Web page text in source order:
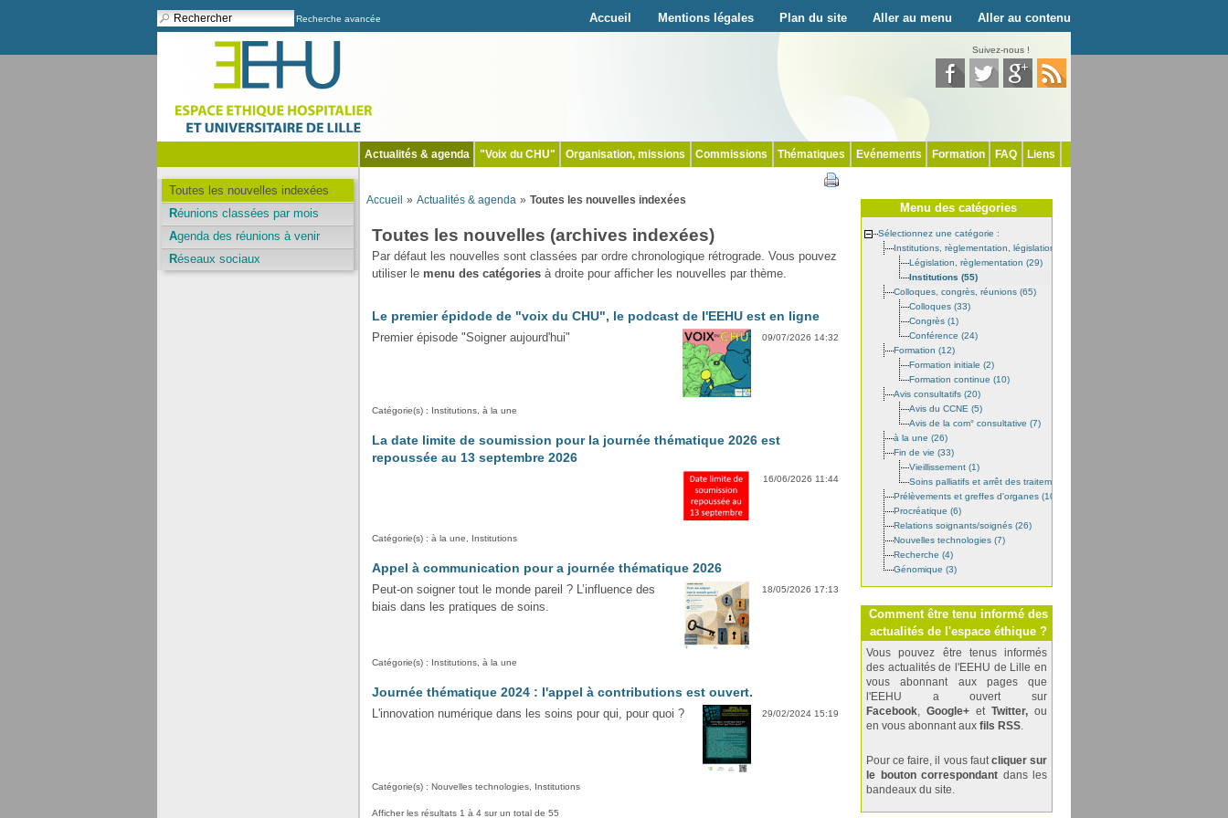
Recherche avancée Accueil Mentions légales Plan du site Aller au menu Aller au contenu
Suivez-nous !
Actualités & agenda "Voix du CHU" Organisation, missions Commissions Thématiques Evénements Formation FAQ Liens
Toutes les nouvelles indexées
Réunions classées par mois
Agenda des réunions à venir
Réseaux sociaux
Accueil » Actualités & agenda » Toutes les nouvelles indexées
Toutes les nouvelles (archives indexées)
Par défaut les nouvelles sont classées par ordre chronologique rétrograde. Vous pouvez
utiliser le menu des catégories à droite pour afficher les nouvelles par thème.
Le premier épidode de "voix du CHU", le podcast de l'EEHU est en ligne
09/07/2026 14:32
Premier épisode "Soigner aujourd'hui"
Catégorie(s) : Institutions, à la une
La date limite de soumission pour la journée thématique 2026 est
repoussée au 13 septembre 2026
16/06/2026 11:44
Catégorie(s) : à la une, Institutions
Appel à communication pour a journée thématique 2026
18/05/2026 17:13
Peut-on soigner tout le monde pareil ? L’influence des
biais dans les pratiques de soins.
Catégorie(s) : Institutions, à la une
Journée thématique 2024 : l'appel à contributions est ouvert.
29/02/2024 15:19
L'innovation numérique dans les soins pour qui, pour quoi ?
Catégorie(s) : Nouvelles technologies, Institutions
Afficher les résultats 1 à 4 sur un total de 55
Menu des catégories
Sélectionnez une catégorie :
Institutions, règlementation, législation (88)
Législation, règlementation (29)
Institutions (55)
Colloques, congrès, réunions (65)
Colloques (33)
Congrès (1)
Conférence (24)
Formation (12)
Formation initiale (2)
Formation continue (10)
Avis consultatifs (20)
Avis du CCNE (5)
Avis de la com° consultative (7)
à la une (26)
Fin de vie (33)
Vieillissement (1)
Soins palliatifs et arrêt des traitements (11)
Prélèvements et greffes d'organes (10)
Procréatique (6)
Relations soignants/soignés (26)
Nouvelles technologies (7)
Recherche (4)
Génomique (3)
Comment être tenu informé des
actualités de l'espace éthique ?
Vous pouvez être tenus informés
des actualités de l'EEHU de Lille en
vous abonnant aux pages que
l'EEHU a ouvert sur
Facebook
Google+ et Twitter, ou
en vous abonnant aux fils RSS
Pour ce faire, il vous faut cliquer sur
le bouton correspondant dans les
bandeaux du site.